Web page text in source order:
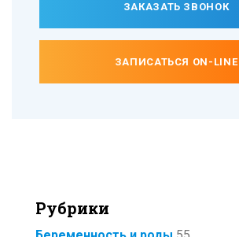
ЗАКАЗАТЬ ЗВОНОК
ЗАПИСАТЬСЯ ON-LINE
Рубрики